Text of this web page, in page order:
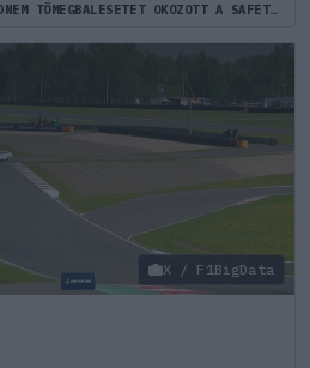
MAJDNEM TÖMEGBALESETET OKOZOTT A SAFETY CAR AZ OROSZ F4-BEN
X / F1BigData